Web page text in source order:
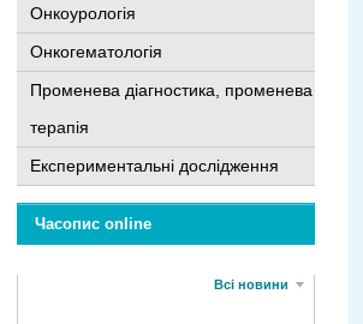
Онкоурологія
Онкогематологія
Променева діагностика, променева
терапія
Експериментальні дослідження
Часопис online
Всі новини